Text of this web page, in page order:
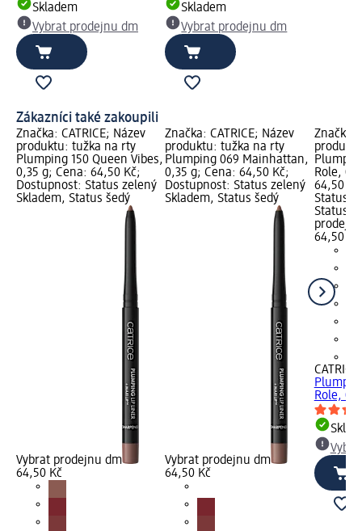
Skladem
Vybrat prodejnu dm
Skladem
Vybrat prodejnu dm
Zákazníci také zakoupili
Značka: CATRICE; Název
produktu: tužka na rty
Plumping 150 Queen Vibes,
0,35 g; Cena: 64,50 Kč;
Dostupnost: Status zelený
Skladem, Status šedý
Vybrat prodejnu dm
64,50 Kč
Značka: CATRICE; Název
produktu: tužka na rty
Plumping 069 Mainhattan,
0,35 g; Cena: 64,50 Kč;
Dostupnost: Status zelený
Skladem, Status šedý
Vybrat prodejnu dm
64,50 Kč
Značka:
Role,
64,50
Status
Status
64,50 Kč
CATRICE
Role,